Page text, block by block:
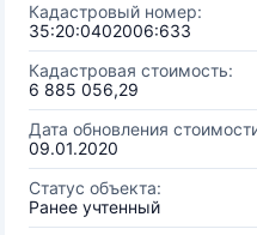
Кадастровый номер:
35:20:0402006:633
Кадастровая стоимость:
6 885 056,29
Дата обновления
09.01.2020
Статус объекта:
Ранее учтенный